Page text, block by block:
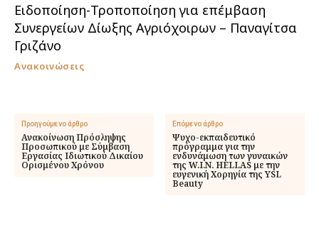
Ειδοποίηση-Τροποποίηση για επέμβαση
Συνεργείων Δίωξης Αγριόχοιρων – Παναγίτσα
Γριζάνο
Ανακοινώσεις
Προηγούμενο άρθρο
Ανακοίνωση Πρόσληψης
Προσωπικού με Σύμβαση
Εργασίας Ιδιωτικού Δικαίου
Ορισμένου Χρόνου
Επόμενο άρθρο
Ψυχο-εκπαιδευτικό
πρόγραμμα για την
ενδυνάμωση των γυναικών
της W.I.N. HELLAS με την
ευγενική Χορηγία της YSL
Beauty